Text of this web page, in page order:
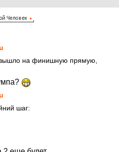
на финишную прямую,
шаг: